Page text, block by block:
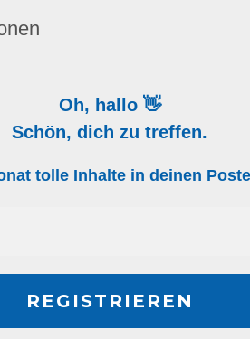
Oh, hallo 👋
Schön, dich zu treffen.
tolle Inhalte in deinen